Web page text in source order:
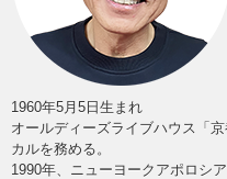
1960年5月5日生まれ
オールディーズライブハウス「
カルを務める。
1990年、ニューヨークアポロシ